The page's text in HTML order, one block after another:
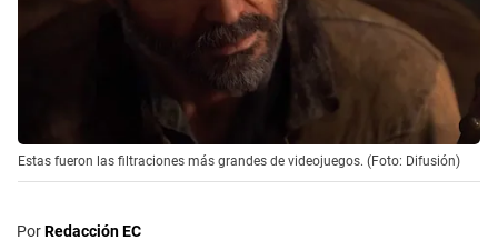
Estas fueron las filtraciones más grandes de videojuegos. (Foto: Difusión)
PorRedacción EC